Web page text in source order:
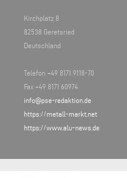
Kirchplatz 8
82538 Geretsried
Deutschland
Telefon +49 8171 9118-70
Fax +49 8171 60974
info@pse-redaktion.de
https://metall-markt.net
https://www.alu-news.de